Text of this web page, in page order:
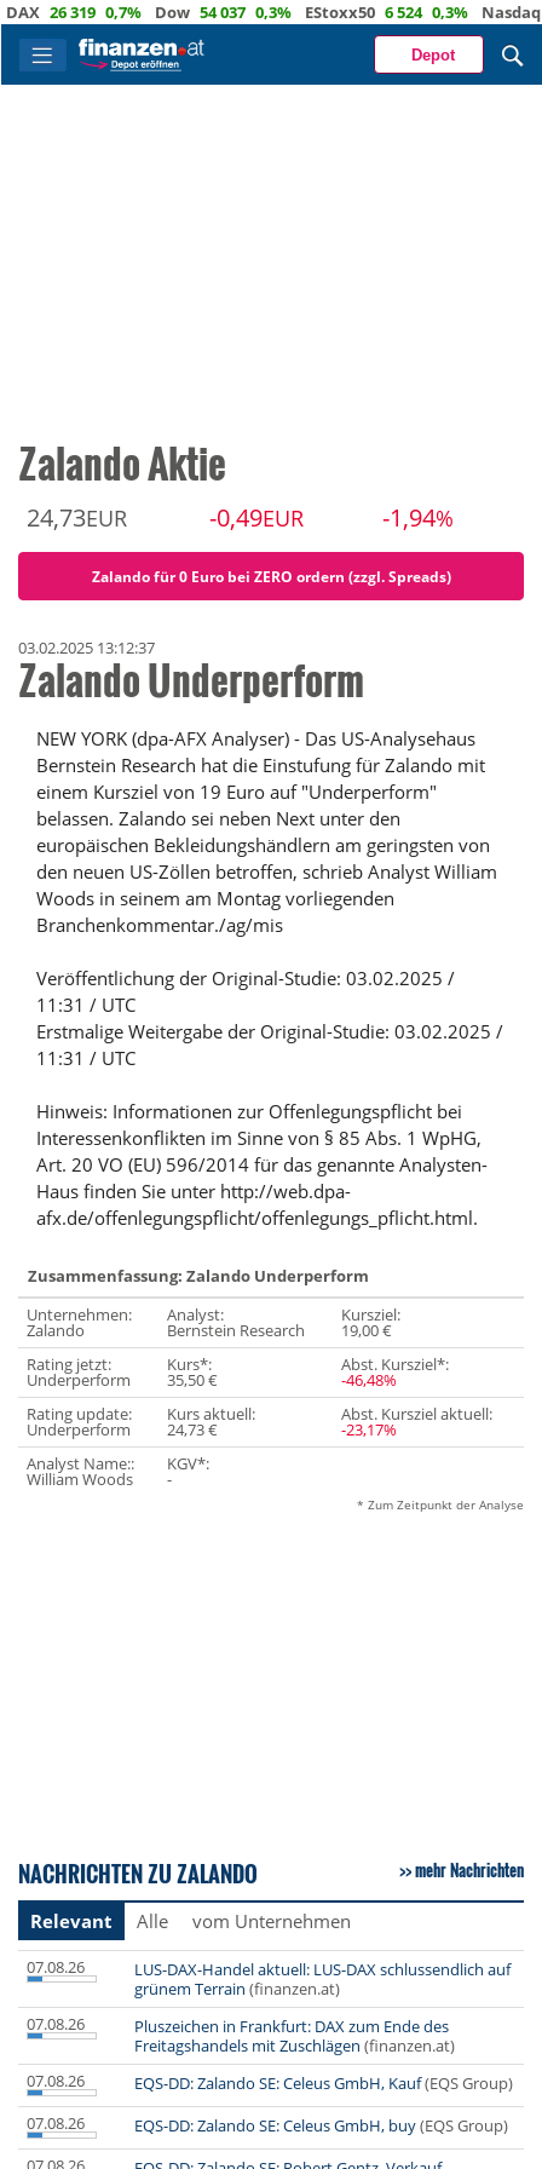
26 319 0,7% Dow 54 037 0,3% EStoxx50 6 524 0,3% Nasdaq 29
Depot
Zalando Aktie
24,73EUR -0,49EUR -1,94%
Zalando für 0 Euro bei ZERO ordern (zzgl. Spreads)
03.02.2025 13:12:37
Zalando Underperform
NEW YORK (dpa-AFX Analyser) - Das US-Analysehaus
Bernstein Research hat die Einstufung für Zalando mit
einem Kursziel von 19 Euro auf "Underperform"
belassen. Zalando sei neben Next unter den
europäischen Bekleidungshändlern am geringsten von
den neuen US-Zöllen betroffen, schrieb Analyst William
Woods in seinem am Montag vorliegenden
Branchenkommentar./ag/mis
Veröffentlichung der Original-Studie: 03.02.2025 /
11:31 / UTC
Erstmalige Weitergabe der Original-Studie: 03.02.2025 /
11:31 / UTC
Hinweis: Informationen zur Offenlegungspflicht bei
Interessenkonflikten im Sinne von § 85 Abs. 1 WpHG,
Art. 20 VO (EU) 596/2014 für das genannte Analysten-
Haus finden Sie unter http://web.dpa-
afx.de/offenlegungspflicht/offenlegungs_pflicht.html.
Zusammenfassung: Zalando Underperform
Unternehmen:
Zalando
Analyst:
Bernstein Research
Kursziel:
19,00 €
Rating jetzt:
Underperform
Kurs*:
35,50 €
Abst. Kursziel*:
-46,48%
Rating update:
Underperform
Kurs aktuell:
24,73 €
Abst. Kursziel aktuell:
-23,17%
Analyst Name::
William Woods
KGV*:
-
* Zum Zeitpunkt der Analyse
NACHRICHTEN ZU ZALANDO mehr Nachrichten
Relevant Alle vom Unternehmen
07.08.26
LUS-DAX-Handel aktuell: LUS-DAX schlussendlich auf
grünem Terrain (finanzen.at)
07.08.26
Pluszeichen in Frankfurt: DAX zum Ende des
Freitagshandels mit Zuschlägen (finanzen.at)
07.08.26
EQS-DD: Zalando SE: Celeus GmbH, Kauf(EQS Group)
07.08.26
EQS-DD: Zalando SE: Celeus GmbH, buy(EQS Group)